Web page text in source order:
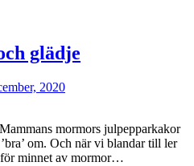
glädje
2020
mormors julpepparkakor
om. Och när vi blandar till ler
för minnet av mormor…